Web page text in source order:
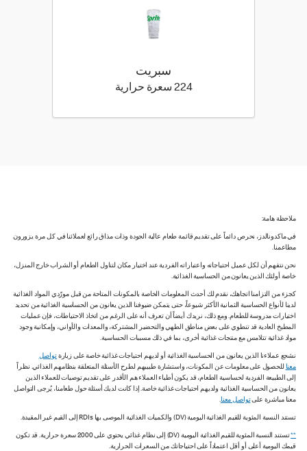
سبريت
224 سعرة حرارية
ملاحظة هامة:
في ماكدونالدز، نحرص دائماً على تقديم قائمة طعام عالية الجودة وذات مذاق رائع لعملائنا في كل مرة يزورون
مطاعمنا.
نحن نتفهم أن لكل عميل احتياجاته واعتباراته الفردية عند اختيار مكان لتناول الطعام أو الشراب خارج المنزل،
خاصة أولئك الذين يعانون من الحساسية الغذائية.
كجزء من التزامنا اتجاهك، نقدم لك أحدث المعلومات الخاصة بالمكونات المتاحة من قبل مورّدي المواد الغذائية
لدينا لأنواع الحساسية الثمانية الأكثر شيوعاً، حتى يتمكن ضيوفنا الذين يعانون من الحساسية الغذائية من تحديد
اختيارات مدروسة للطعام. ومع ذلك، نريدك أيضاً أن تعرف أنه على الرغم من اتخاذ الاحتياطات، فإن عمليات
المطبخ العادية قد تنطوي على بعض مناطق الطهي والتحضير المشتركة، والمعدات والأواني، وإمكانية وجود
مواد غذائية تتلامس مع منتجات غذائية أخرى، بما في ذلك مسببات الحساسية.
نشجع عملاءنا الذين يعانون من الحساسية الغذائية أو لديهم احتياجات غذائية خاصة على زيارةتواصل
معنا للحصول على معلومات عن المكونات، واستشارة طبيبهم لطرح الأسئلة المتعلقة بنظامهم الغذائي. نظراً
إلى الطبيعة الفردية لحساسية الطعام، قد يكون أطباء العملاء هم الأقدر على تقديم توصيات للعملاء الذين
يعانون من الحساسية الغذائية ولديهم احتياجات غذائية خاصة. إذا كانت لديك أسئلة حول طعامنا، يُرجى التواصل
معنا مباشرة علىتواصل معنا.
تستند النسبة المئوية للقيم الغذائية اليومية (DV) والكميات الغذائية الموصى بها RDIs إلى القيم غير المقيدة.
**
تستند النسبة المئوية للقيم الغذائية اليومية (DV) إلى نظام غذائي يحتوي على 2000 سعرة حرارية. قد تكون
قيمك اليومية أعلى أو أقل اعتماداً على احتياجاتك من السعرات الحرارية.